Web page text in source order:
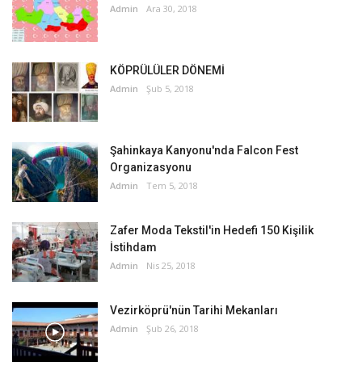
Admin Ara 30, 2018
KÖPRÜLÜLER DÖNEMİ
Admin Şub 5, 2018
Şahinkaya Kanyonu'nda Falcon Fest
Organizasyonu
Admin Tem 5, 2018
Zafer Moda Tekstil'in Hedefi 150 Kişilik
İstihdam
Admin Nis 25, 2018
Vezirköprü'nün Tarihi Mekanları
Admin Şub 26, 2018